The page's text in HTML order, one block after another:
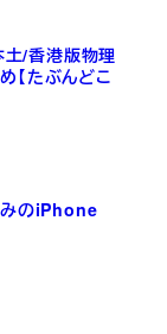
/香港版物理
【たぶんどこ
みのiPhone